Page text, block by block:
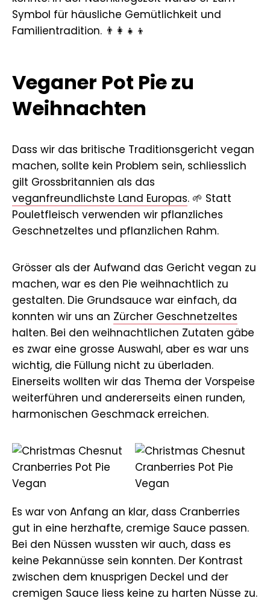
Symbol für häusliche Gemütlichkeit und
Familientradition. 👨‍👩‍👧‍👦
Veganer Pot Pie zu
Weihnachten
Dass wir das britische Traditionsgericht vegan
machen, sollte kein Problem sein, schliesslich
gilt Grossbritannien als das
veganfreundlichste Land Europas. 🌱 Statt
Pouletfleisch verwenden wir pflanzliches
Geschnetzeltes und pflanzlichen Rahm.
Grösser als der Aufwand das Gericht vegan zu
machen, war es den Pie weihnachtlich zu
gestalten. Die Grundsauce war einfach, da
konnten wir uns an Zürcher Geschnetzeltes
halten. Bei den weihnachtlichen Zutaten gäbe
es zwar eine grosse Auswahl, aber es war uns
wichtig, die Füllung nicht zu überladen.
Einerseits wollten wir das Thema der Vorspeise
weiterführen und andererseits einen runden,
harmonischen Geschmack erreichen.
Es war von Anfang an klar, dass Cranberries
gut in eine herzhafte, cremige Sauce passen.
Bei den Nüssen wussten wir auch, dass es
keine Pekannüsse sein konnten. Der Kontrast
zwischen dem knusprigen Deckel und der
cremigen Sauce liess keine zu harten Nüsse zu.